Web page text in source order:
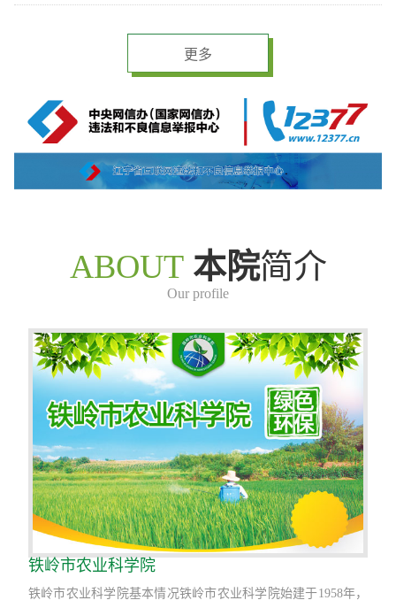
更多
ABOUT 本院简介
Our profile
铁岭市农业科学院
铁岭市农业科学院基本情况铁岭市农业科学院始建于1958年，